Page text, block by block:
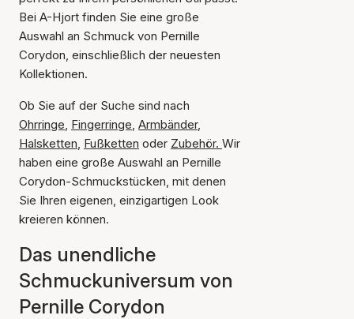
Bei A-Hjort finden Sie eine große
Auswahl an Schmuck von Pernille
Corydon, einschließlich der neuesten
Kollektionen.
Ob Sie auf der Suche sind nach
Ohrringe, Fingerringe, Armbänder,
Halsketten, Fußketten oder Zubehör. Wir
haben eine große Auswahl an Pernille
Corydon-Schmuckstücken, mit denen
Sie Ihren eigenen, einzigartigen Look
kreieren können.
Das unendliche
Schmuckuniversum von
Pernille Corydon